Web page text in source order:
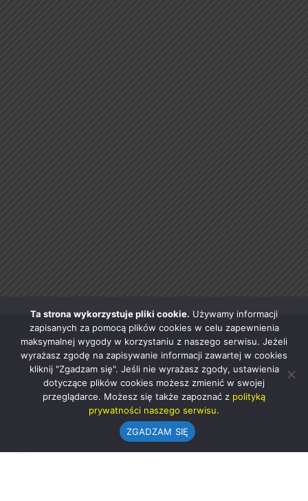
Ta strona wykorzystuje pliki cookie. Używamy informacji
zapisanych za pomocą plików cookies w celu zapewnienia
maksymalnej wygody w korzystaniu z naszego serwisu. Jeżeli
wyrażasz zgodę na zapisywanie informacji zawartej w cookies
kliknij "Zgadzam się". Jeśli nie wyrażasz zgody, ustawienia
dotyczące plików cookies możesz zmienić w swojej
przeglądarce. Możesz się także zapoznać z polityką
prywatności naszego serwisu.
ZGADZAM SIĘ